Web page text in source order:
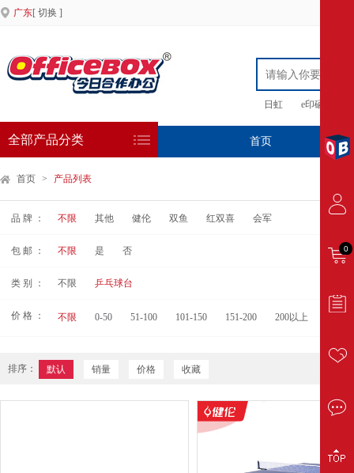
广东[ 切换 ]
日虹 e印硒鼓
全部产品分类 首页 专
首页 > 产品列表
品 牌 ： 不限 其他 健伦 双鱼 红双喜 会军
包 邮 ： 不限 是 否
类 别 ： 不限 乒乓球台
价 格 ： 不限 0-50 51-100 101-150 151-200 200以上
排序： 默认 销量 价格 收藏
0